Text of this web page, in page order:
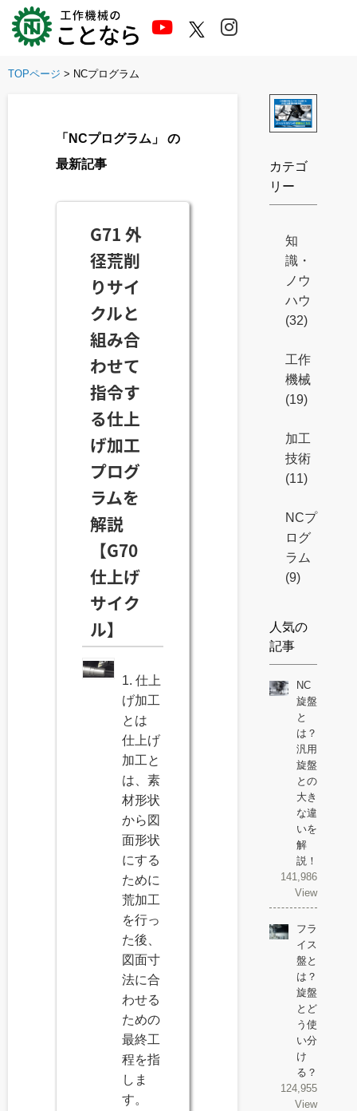
Skip
content
TOPページ > NCプログラム
「NCプログラム」
の
最新記事
G71 外
径荒削
りサイ
クルと
組み合
わせて
指令す
る仕上
げ加工
プログ
ラムを
解説
【G70
仕上げ
サイク
ル】
1. 仕上
げ加工
とは
仕上げ
加工と
は、素
材形状
から図
面形状
にする
ために
荒加工
を行っ
た後、
図面寸
法に合
わせる
ための
最終工
程を指
しま
す。
カテゴ
リー
知
識・
ノウ
ハウ
(32)
工作
機械
(19)
加工
技術
(11)
NCプ
ログ
ラム
(9)
人気の
記事
NC
旋盤
と
は？
汎用
旋盤
との
大き
な違
いを
解
説！
141,986
View
フラ
イス
盤と
は？
旋盤
とど
う使
い分
け
る？
124,955
View